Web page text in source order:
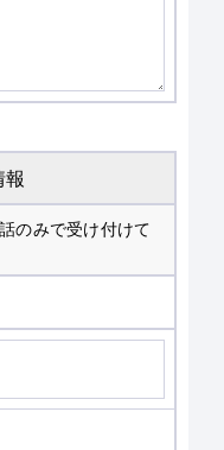
のみで受け付けて